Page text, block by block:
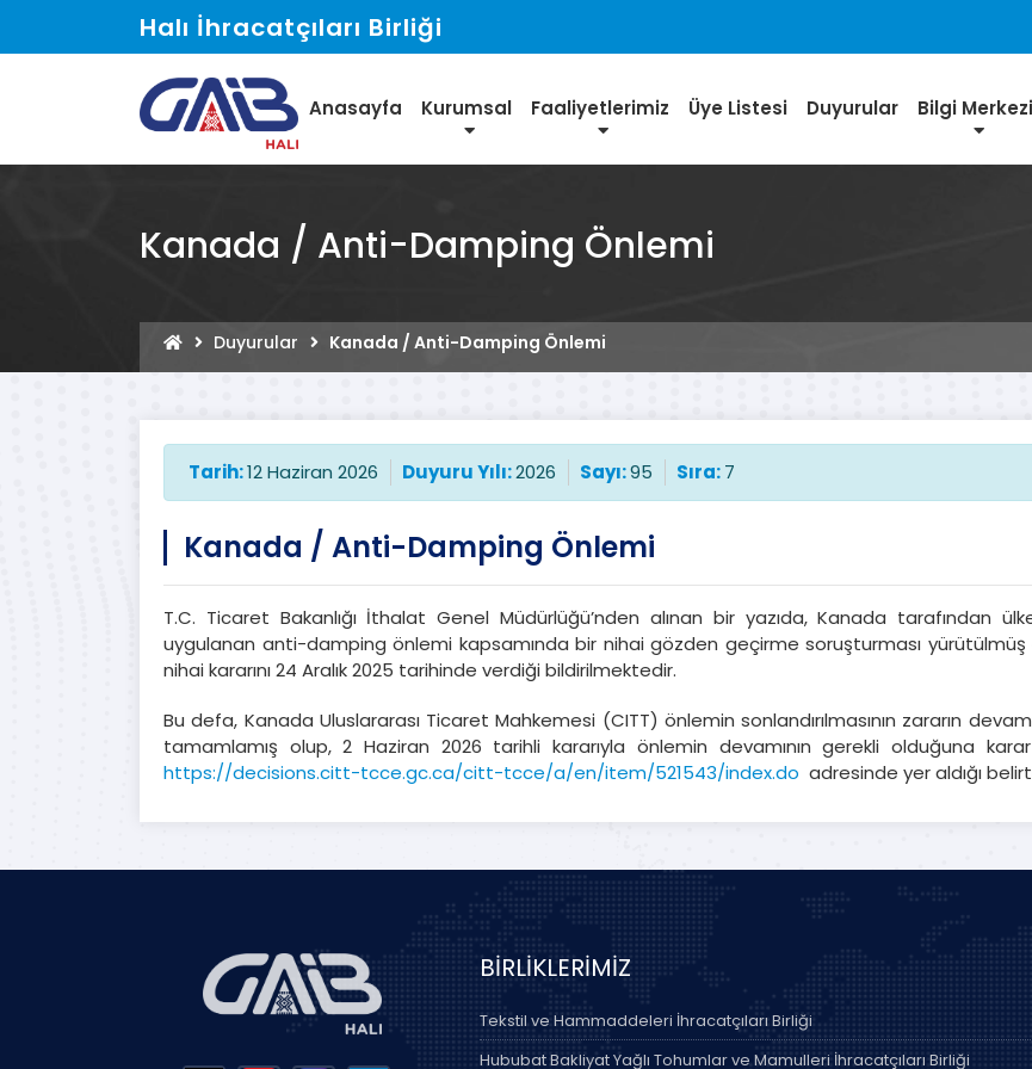
Halı İhracatçıları Birliği
Anasayfa Kurumsal Faaliyetlerimiz Üye Listesi Duyurular Bilgi Merkezi
Kanada / Anti-Damping Önlemi
Duyurular Kanada / Anti-Damping Önlemi
Tarih:12 Haziran 2026 Duyuru Yılı:2026 Sayı:95 Sıra:7
Kanada / Anti-Damping Önlemi
T.C. Ticaret Bakanlığı İthalat Genel Müdürlüğü’nden alınan bir yazıda, Kanada tarafından
uygulanan anti-damping önlemi kapsamında bir nihai gözden geçirme soruşturması yürütülmüş
nihai kararını 24 Aralık 2025 tarihinde verdiği bildirilmektedir.
Bu defa, Kanada Uluslararası Ticaret Mahkemesi (CITT) önlemin sonlandırılmasının zararın
tamamlamış olup, 2 Haziran 2026 tarihli kararıyla önlemin devamının gerekli olduğuna
https://decisions.citt-tcce.gc.ca/citt-tcce/a/en/item/521543/index.do adresinde yer aldığı
BİRLİKLERİMİZ
Tekstil ve Hammaddeleri İhracatçıları Birliği
Hububat Bakliyat Yağlı Tohumlar ve Mamulleri İhracatçıları Birliği